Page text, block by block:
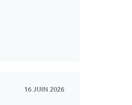
16 JUIN 2026